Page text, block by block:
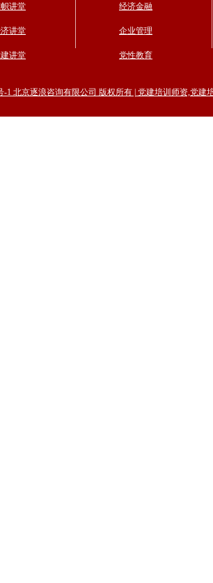
讲堂
讲堂
讲堂
经济金融
企业管理
党性教育
-1 北京逐浪咨询有限公司 版权所有 | 党建培训师资,党